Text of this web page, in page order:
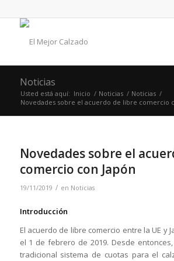
Noticias
Usted está aquí: Inicio / Noticias / Noticias /
Novedades sobre el acuerdo de libre comercio
Novedades sobre el
comercio con Japón
19/11/2019 / en Noticias
Introducción
El acuerdo de libre comercio entre la UE y
el 1 de febrero de 2019. Desde
tradicional sistema de cuotas para el